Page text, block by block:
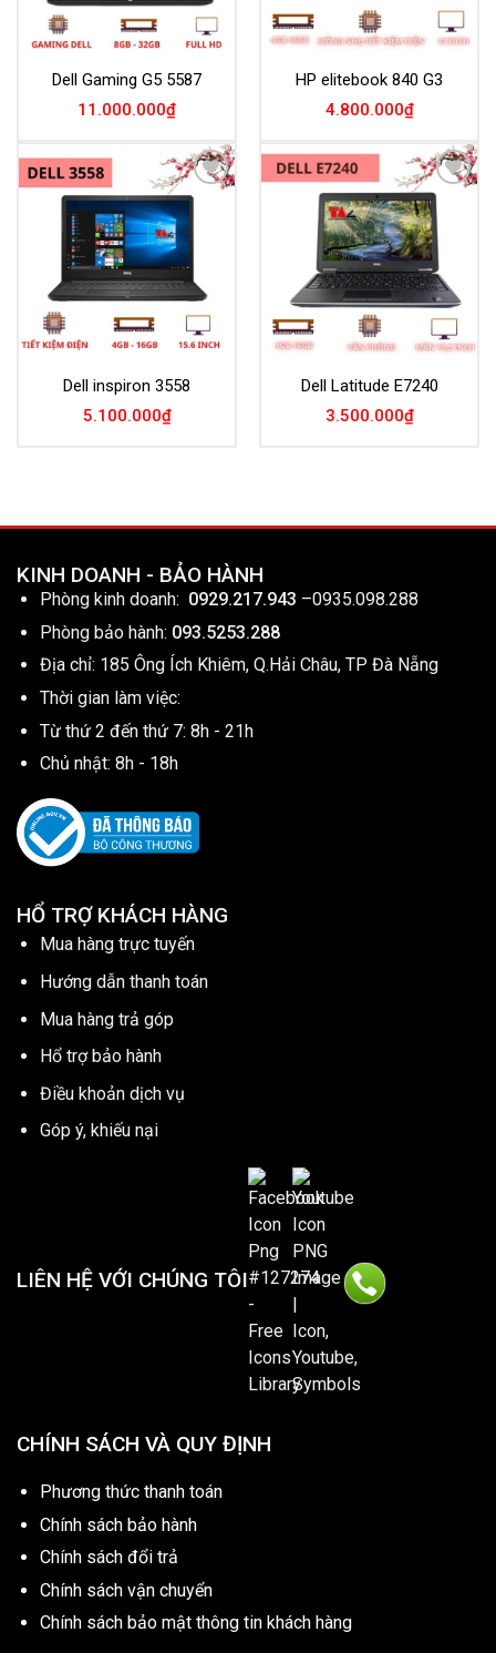
Dell Gaming G5 5587
11.000.000₫
HP elitebook 840 G3
4.800.000₫
Add to
Wishlist
Dell inspiron 3558
5.100.000₫
Add to
Wishlist
Dell Latitude E7240
3.500.000₫
KINH DOANH - BẢO HÀNH
Phòng kinh doanh: 0929.217.943 –0935.098.288
Phòng bảo hành: 093.5253.288
Địa chỉ: 185 Ông Ích Khiêm, Q.Hải Châu, TP Đà Nẵng
Thời gian làm việc:
Từ thứ 2 đến thứ 7: 8h - 21h
Chủ nhật: 8h - 18h
HỔ TRỢ KHÁCH HÀNG
Mua hàng trực tuyến
Hướng dẫn thanh toán
Mua hàng trả góp
Hổ trợ bảo hành
Điều khoản dịch vụ
Góp ý, khiếu nại
LIÊN HỆ VỚI CHÚNG TÔI
CHÍNH SÁCH VÀ QUY ĐỊNH
Phương thức thanh toán
Chính sách bảo hành
Chính sách đổi trả
Chính sách vận chuyển
Chính sách bảo mật thông tin khách hàng